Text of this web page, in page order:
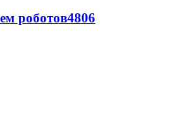
роботов4806